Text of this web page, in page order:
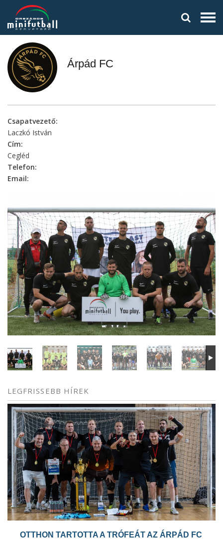
Árpád FC
Csapatvezető:
Laczkó István
Cím:
Cegléd
Telefon:
Email:
LEGFRISSEBB HÍREK
OTTHON TARTOTTA A TRÓFEÁT AZ ÁRPÁD FC